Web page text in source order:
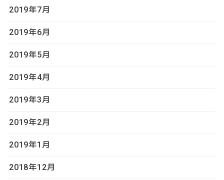
2019年7月
2019年6月
2019年5月
2019年4月
2019年3月
2019年2月
2019年1月
2018年12月